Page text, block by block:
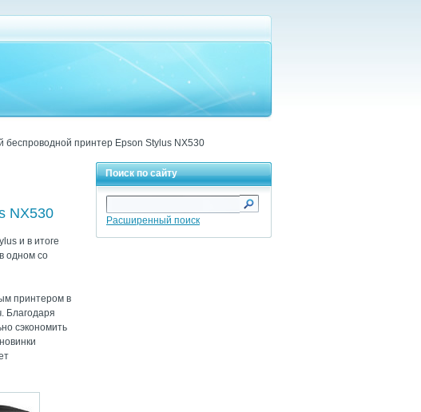
беспроводной принтер Epson Stylus NX530
Поиск по сайту
Расширенный поиск
NX530
и в итоге
одном со
принтером в
Благодаря
сэкономить